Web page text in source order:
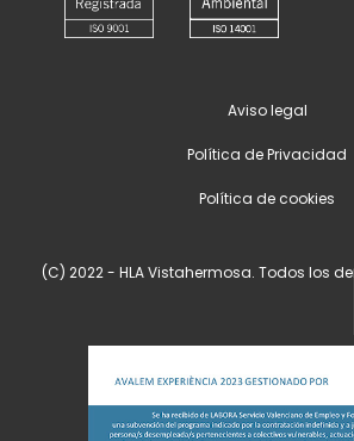
(C) 2022 - HLA Vistahermosa. Todos los
Aviso legal
Política de Privacidad
Política de cookies